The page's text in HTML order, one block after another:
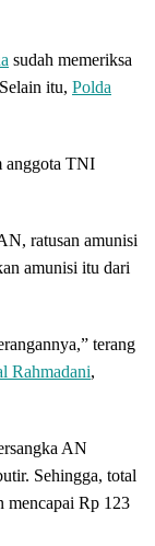
sudah memeriksa
itu, Polda
anggota TNI
ratusan amunisi
amunisi itu dari
terang
Rahmadani,
AN
Sehingga, total
mencapai Rp 123